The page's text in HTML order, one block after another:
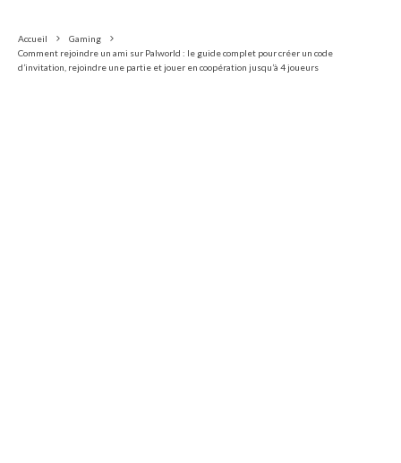
Accueil
Gaming
Comment rejoindre un ami sur Palworld : le guide complet pour créer un code
d’invitation, rejoindre une partie et jouer en coopération jusqu’à 4 joueurs